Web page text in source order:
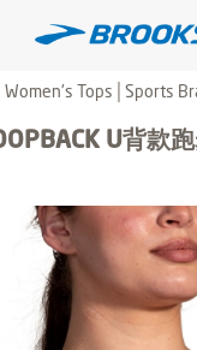
Women's Tops│Sports
U背款